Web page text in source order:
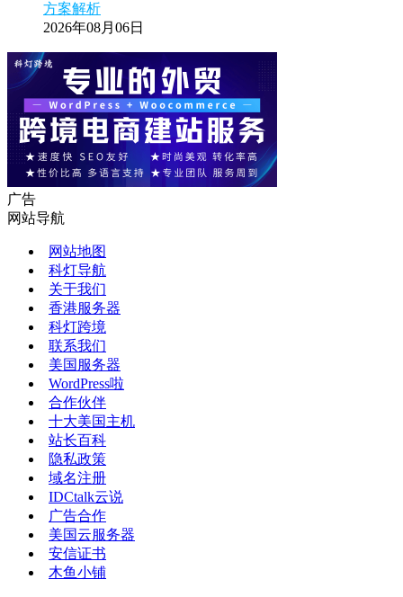
方案解析
2026年08月06日
广告
网站导航
网站地图
科灯导航
关于我们
香港服务器
科灯跨境
联系我们
美国服务器
WordPress啦
合作伙伴
十大美国主机
站长百科
隐私政策
域名注册
IDCtalk云说
广告合作
美国云服务器
安信证书
木鱼小铺